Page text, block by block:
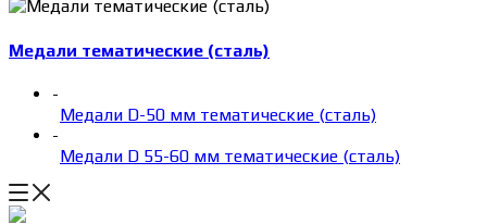
Медали тематические (сталь)
-
Медали D-50 мм тематические (сталь)
-
Медали D 55-60 мм тематические (сталь)